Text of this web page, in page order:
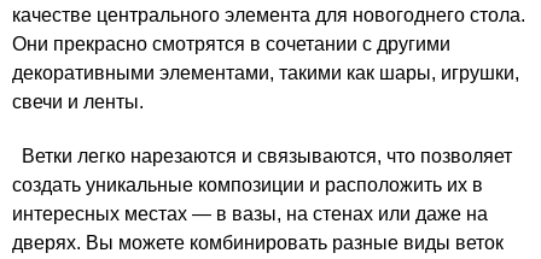
качестве центрального элемента для новогоднего стола.
Они прекрасно смотрятся в сочетании с другими
декоративными элементами, такими как шары, игрушки,
свечи и ленты.
Ветки легко нарезаются и связываются, что позволяет
создать уникальные композиции и расположить их в
интересных местах — в вазы, на стенах или даже на
дверях. Вы можете комбинировать разные виды веток